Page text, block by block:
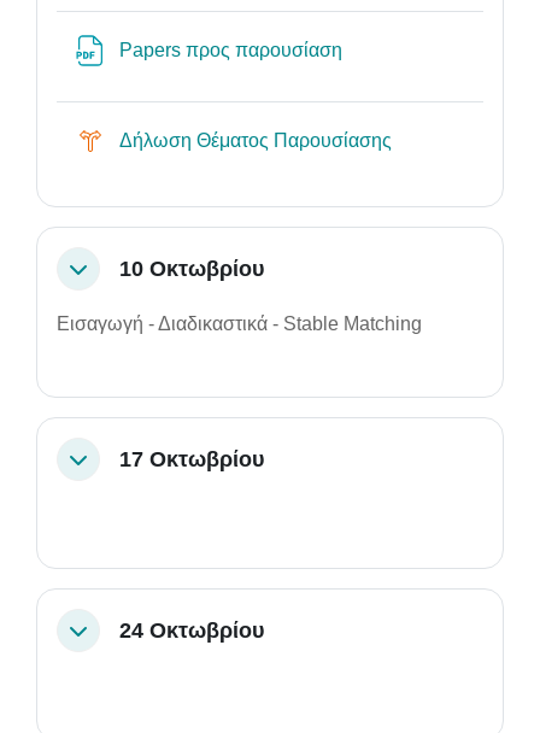
Papers προς παρουσίαση
Δήλωση Θέματος Παρουσίασης
Σύμπτυξη10 Οκτωβρίου
Εισαγωγή - Διαδικαστικά - Stable Matching
Σύμπτυξη17 Οκτωβρίου
Σύμπτυξη24 Οκτωβρίου